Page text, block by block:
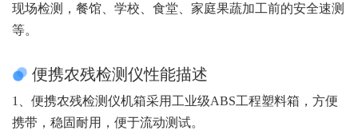
现场检测，餐馆、学校、食堂、家庭果蔬加工前的安全速测
等。
便携农残检测仪性能描述
1、便携农残检测仪机箱采用工业级ABS工程塑料箱，方便
携带，稳固耐用，便于流动测试。